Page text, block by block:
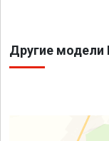
Другие модели